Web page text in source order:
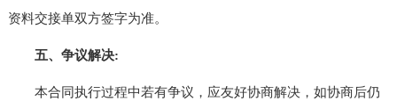
资料交接单双方签字为准。
五、争议解决:
本合同执行过程中若有争议，应友好协商解决，如协商后仍